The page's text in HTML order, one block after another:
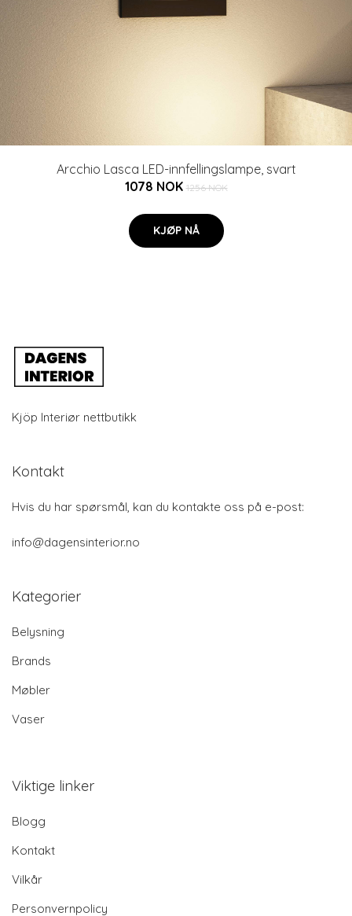
Arcchio Lasca LED-innfellingslampe, svart
1078 NOK 1256 NOK
KJØP NÅ
Kjöp Interiør nettbutikk
Kontakt
Hvis du har spørsmål, kan du kontakte oss på e-post:
info@dagensinterior.no
Kategorier
Belysning
Brands
Møbler
Vaser
Viktige linker
Blogg
Kontakt
Vilkår
Personvernpolicy